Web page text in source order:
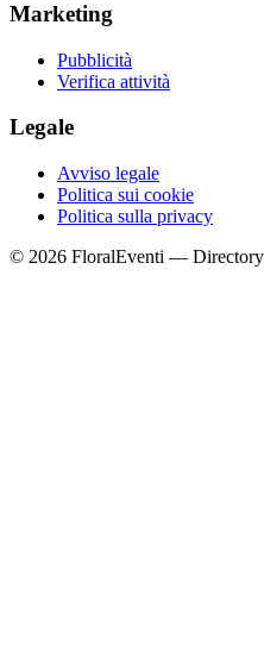
Marketing
Pubblicità
Verifica attività
Legale
Avviso legale
Politica sui cookie
Politica sulla privacy
© 2026 FloralEventi —